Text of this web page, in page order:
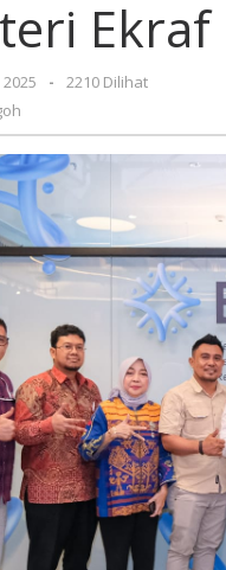
Lokal
ke
Ekraf
oleh
-
2210 Dilihat